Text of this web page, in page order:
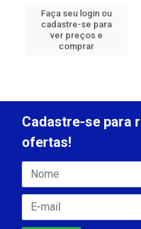
Faça seu login ou
cadastre-se para
ver preços e
comprar
Cadastre-se para
ofertas!